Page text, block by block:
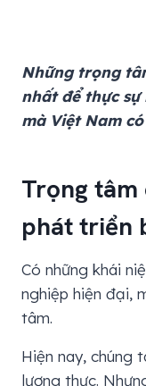
Những trọng
nhất để thực
mà Việt Nam
Trọng tâm
phát triển
Có những khái
nghiệp hiện đại,
tâm.
Hiện nay, chúng
lương thực.